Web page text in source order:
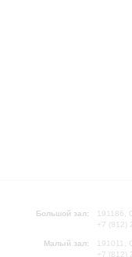
Большой зал:
191186,
+7 (812)
Малый зал:
191011,
+7 (812)